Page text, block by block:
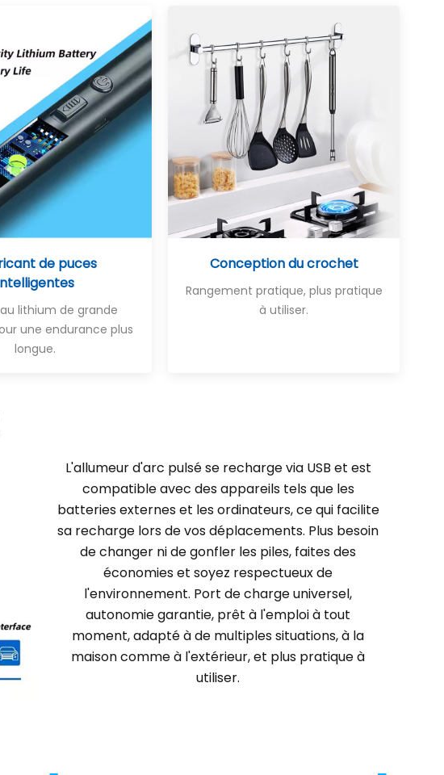
de puces
lithium de grande
une endurance plus
longue.
Conception du crochet
Rangement pratique, plus pratique
à utiliser.
L'allumeur d'arc pulsé se recharge via USB et est
compatible avec des appareils tels que les
batteries externes et les ordinateurs, ce qui facilite
sa recharge lors de vos déplacements. Plus besoin
de changer ni de gonfler les piles, faites des
économies et soyez respectueux de
l'environnement. Port de charge universel,
autonomie garantie, prêt à l'emploi à tout
moment, adapté à de multiples situations, à la
maison comme à l'extérieur, et plus pratique à
utiliser.